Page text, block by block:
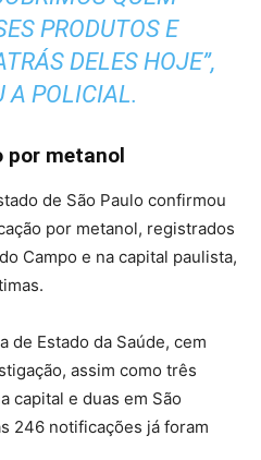
PRODUTOS E
DELES HOJE”,
A POLICIAL.
por metanol
de São Paulo confirmou
por metanol, registrados
Campo e na capital paulista,
de Estado da Saúde, cem
assim como três
capital e duas em São
246 notificações já foram